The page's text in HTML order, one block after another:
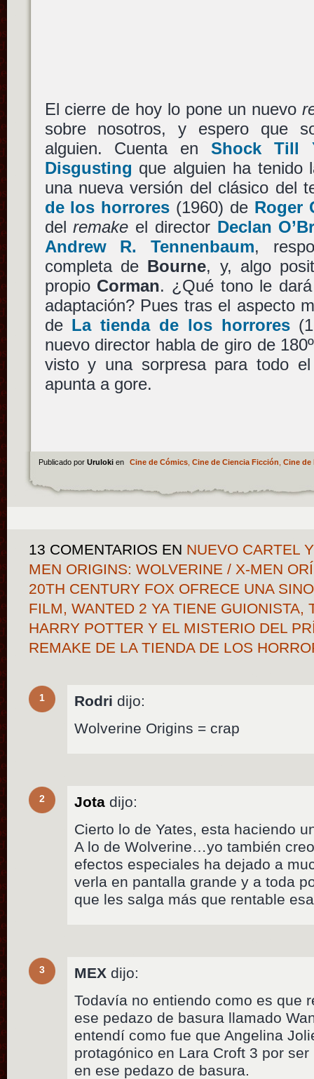
El cierre de hoy lo pone un nuevo
sobre nosotros, y espero que
alguien. Cuenta enShock Till
Disgusting que alguien ha tenido
una nueva versión del clásico del
de los horrores (1960) de Roger
delremake el director Declan
Andrew R. Tennenbaum,
completa de Bourne, y, algo
propio Corman. ¿Qué tono le
adaptación? Pues tras el aspecto
de La tienda de los horrores
nuevo director habla de giro de
visto y una sorpresa para todo
apunta a gore.
Publicado por Uruloki en Cine de Cómics, Cine de Ciencia Ficción Cine de
13 COMENTARIOS EN NUEVO CARTEL
MEN ORIGINS: WOLVERINE / X-MEN
20TH CENTURY FOX OFRECE UNA
FILM, WANTED 2 YA TIENE GUIONISTA,
HARRY POTTER Y EL MISTERIO DEL
REMAKE DE LA TIENDA DE LOS
1 Rodri dijo:
Wolverine Origins = crap
2 Jota dijo:
Cierto lo de Yates, esta haciendo
A lo de Wolverine…yo también
efectos especiales ha dejado a
verla en pantalla grande y a toda
que les salga más que rentable
3 MEX dijo:
Todavía no entiendo como es que
ese pedazo de basura llamado
entendí como fue que Angelina
protagónico en Lara Croft 3 por
en ese pedazo de basura.